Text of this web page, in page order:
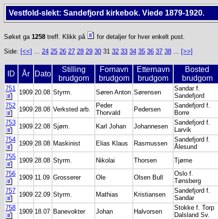
Vestfold-slekt: Sandefjord kirkebok. Viede 1879-1920.
Søket ga 1258 treff. Klikk på
for detaljer for hver enkelt post.
Side: [<<] ... 24 25 26 27 28 29 30 31 32 33 34 35 36 37 38 ... [>>]
ID År Dato
Stilling
brudgom
Fornavn
brudgom
Etternavn
brudgom
Bosted
brudgom
751
1909 20.08 Styrm. Søren Anton Sørensen
Sandar f.
Sandefjord
752
1909 28.08 Verksted arb.
Peder
Thorvald
Pedersen
Sandefjord f.
Borre
753
1909 22.08 Sjøm. Karl Johan Johannesen
Sandefjord f.
Larvik
754
1909 28.08 Maskinist Elias Klaus Rasmussen
Sandefjord f.
Ålesund
755
1909 28.08 Styrm. Nikolai Thorsen
Tjøme
756
1909 11.09 Grosserer Ole Olsen Bull
Oslo f.
Tønsberg
757
1909 22.09 Styrm. Mathias Kristiansen
Sandefjord f.
Sandar
758
1909 18.07 Banevokter Johan Halvorsen
Stokke f. Torp
Dalsland Sv.